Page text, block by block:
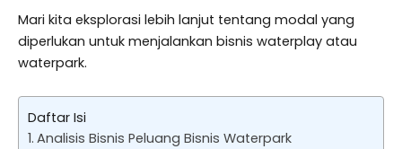
Mari kita eksplorasi lebih lanjut tentang modal yang
diperlukan untuk menjalankan bisnis waterplay atau
waterpark.
Daftar Isi
Analisis Bisnis Peluang Bisnis Waterpark